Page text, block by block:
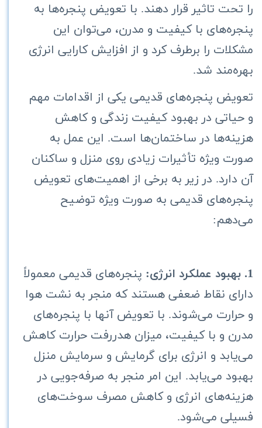
را تحت تاثیر قرار دهند. با تعویض پنجره‌ها به
پنجره‌های با کیفیت و مدرن، می‌توان این
مشکلات را برطرف کرد و از افزایش کارایی انرژی
بهره‌مند شد.
تعویض پنجره‌های قدیمی یکی از اقدامات مهم
و حیاتی در بهبود کیفیت زندگی و کاهش
هزینه‌ها در ساختمان‌ها است. این عمل به
صورت ویژه تأثیرات زیادی روی منزل و ساکنان
آن دارد. در زیر به برخی از اهمیت‌های تعویض
پنجره‌های قدیمی به صورت ویژه توضیح
می‌دهم:
1. بهبود عملکرد انرژی:
پنجره‌های قدیمی معمولاً
دارای نقاط ضعفی هستند که منجر به نشت هوا
و حرارت می‌شوند. با تعویض آنها با پنجره‌های
مدرن و با کیفیت، میزان هدررفت حرارت کاهش
می‌یابد و انرژی برای گرمایش و سرمایش منزل
بهبود می‌یابد. این امر منجر به صرفه‌جویی در
هزینه‌های انرژی و کاهش مصرف سوخت‌های
فسیلی می‌شود.